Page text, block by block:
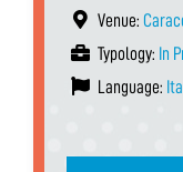
Venue:
Typology: In
Language: